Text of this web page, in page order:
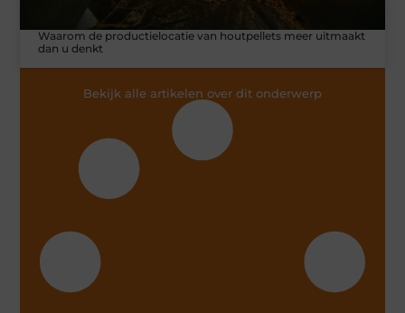
Waarom de productielocatie van houtpellets meer uitmaakt
dan u denkt
Bekijk alle artikelen over dit onderwerp